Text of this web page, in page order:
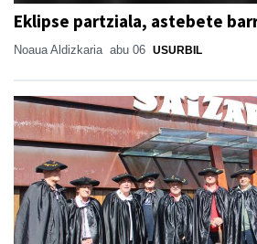
Eklipse partziala, astebete
Noaua Aldizkaria abu 06 USURBIL